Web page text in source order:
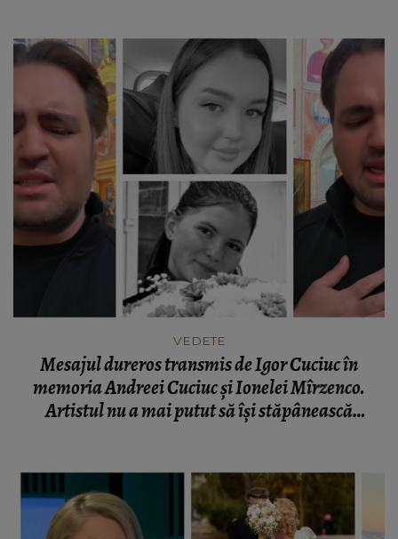
VEDETE
Mesajul dureros transmis de Igor Cuciuc în
memoria Andreei Cuciuc și Ionelei Mîrzenco.
Artistul nu a mai putut să își stăpânească